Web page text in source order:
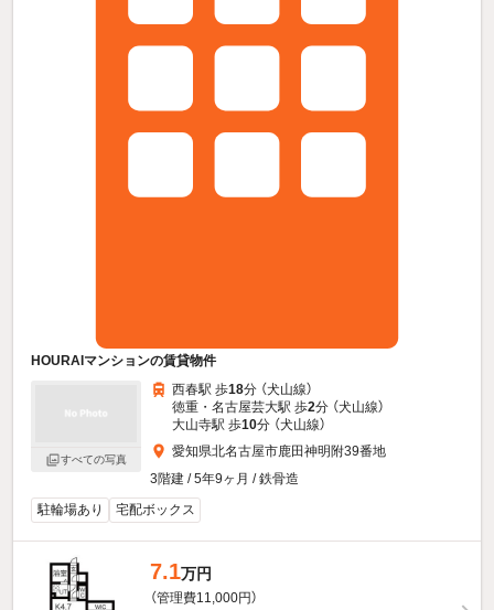
HOURAIマンションの賃貸物件
すべての写真
西春駅 歩18分 （犬山線）
徳重・名古屋芸大駅 歩2分 （犬山線）
大山寺駅 歩10分 （犬山線）
愛知県北名古屋市鹿田神明附39番地
3階建 / 5年9ヶ月 / 鉄骨造
駐輪場あり
宅配ボックス
7.1万円
（管理費11,000円）